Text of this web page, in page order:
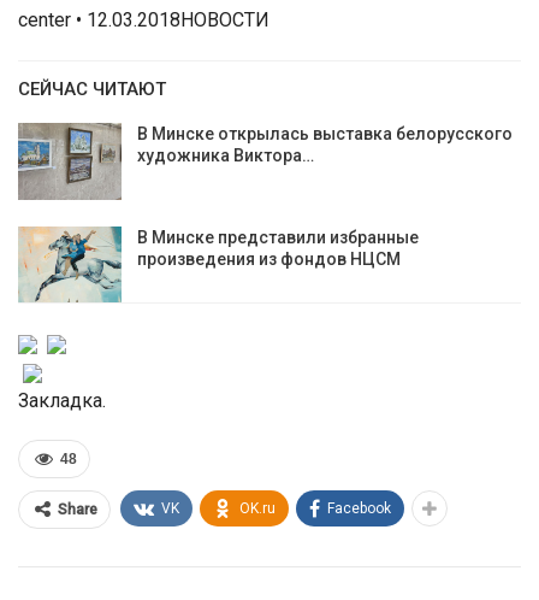
center • 12.03.2018НОВОСТИ
СЕЙЧАС ЧИТАЮТ
В Минске открылась выставка белорусского
художника Виктора…
В Минске представили избранные
произведения из фондов НЦСМ
Закладка.
48
Share VK OK.ru Facebook